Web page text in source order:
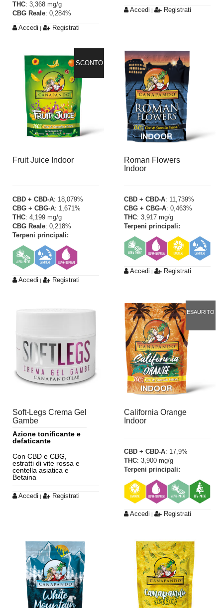
THC: 3,368 mg/g
CBG Reale: 0,284%
Accedi | Registrati
Accedi | Registrati
SCONTO
Fruit Juice Indoor
CBD + CBD-A: 18,079%
CBG + CBG-A: 1,671%
THC: 4,199 mg/g
CBG Reale: 0,218%
Terpeni principali:
Accedi | Registrati
Roman Flowers
Indoor
CBD + CBD-A: 11,739%
CBG + CBG-A: 0,463%
THC: 3,917 mg/g
Terpeni principali:
Accedi | Registrati
Soft-Legs Crema Gel
Gambe
Azione tonificante e
defaticante
Con CBD e CBG,
estratti di vite rossa e
centella asiatica e
Betaina
Accedi | Registrati
ESAURITO
California Orange
Indoor
CBD + CBD-A: 17,9%
THC: 3,900 mg/g
Terpeni principali:
Accedi | Registrati